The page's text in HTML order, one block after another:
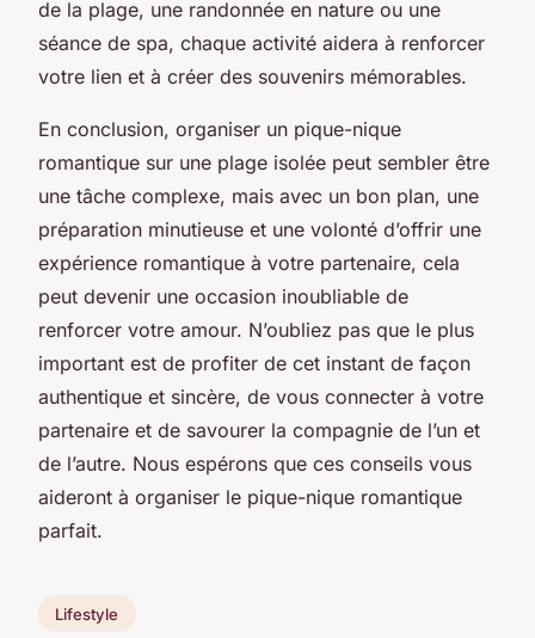
de la plage, une randonnée en nature ou une
séance de spa, chaque activité aidera à renforcer
votre lien et à créer des souvenirs mémorables.
En conclusion, organiser un pique-nique
romantique sur une plage isolée peut sembler être
une tâche complexe, mais avec un bon plan, une
préparation minutieuse et une volonté d’offrir une
expérience romantique à votre partenaire, cela
peut devenir une occasion inoubliable de
renforcer votre amour. N’oubliez pas que le plus
important est de profiter de cet instant de façon
authentique et sincère, de vous connecter à votre
partenaire et de savourer la compagnie de l’un et
de l’autre. Nous espérons que ces conseils vous
aideront à organiser le pique-nique romantique
parfait.
Lifestyle